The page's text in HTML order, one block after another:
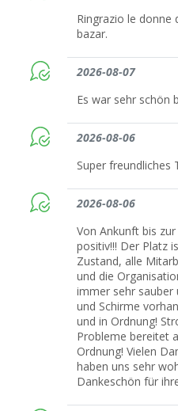
Ringrazio le donne
bazar.
2026-08-07
Es war sehr schön
2026-08-06
Super freundliches
2026-08-06
Von Ankunft bis
positiv!!! Der Platz
Zustand, alle
und die
immer sehr sauber
und Schirme
und in Ordnung!
Probleme bereitet
Ordnung! Vielen
haben uns sehr
Dankeschön für